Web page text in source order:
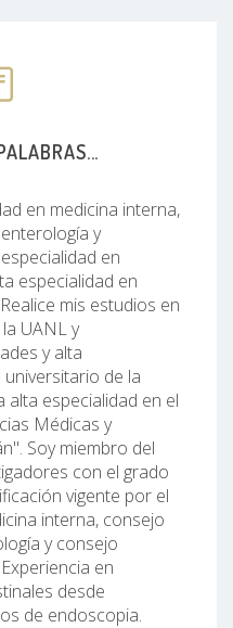
en medicina interna,
y
en
especialidad en
mis estudios en
UANL y
y alta
de la
alta especialidad en el
Médicas y
Soy miembro del
con el grado
vigente por el
interna, consejo
y consejo
en
desde
de endoscopia.